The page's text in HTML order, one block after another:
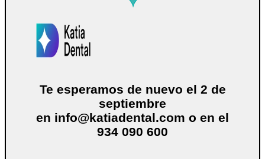
Te esperamos de nuevo el 2 de
septiembre
en info@katiadental.com o en el
934 090 600